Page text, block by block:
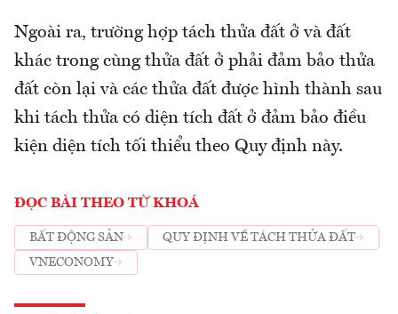
Ngoài ra, trường hợp tách thửa đất ở và đất
khác trong cùng thửa đất ở phải đảm bảo thửa
đất còn lại và các thửa đất được hình thành sau
khi tách thửa có diện tích đất ở đảm bảo điều
kiện diện tích tối thiểu theo Quy định này.
ĐỌC BÀI THEO TỪ KHOÁ
BẤT ĐỘNG SẢN
QUY ĐỊNH VỀ TÁCH THỬA ĐẤT
VNECONOMY